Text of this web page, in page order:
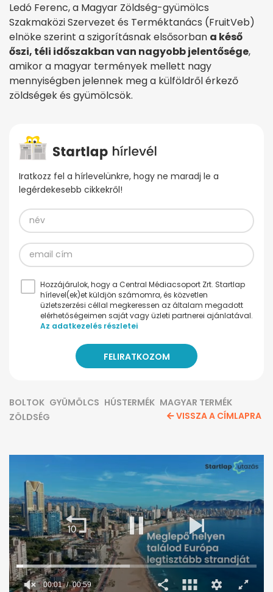
Ledó Ferenc, a Magyar Zöldség-gyümölcs
Szakmaközi Szervezet és Terméktanács (FruitVeb)
elnöke szerint a szigorításnak elsősorban a késő
őszi, téli időszakban van nagyobb jelentősége,
amikor a magyar termények mellett nagy
mennyiségben jelennek meg a külföldről érkező
zöldségek és gyümölcsök.
Iratkozz fel a hírlevelünkre, hogy ne maradj le a
legérdekesebb cikkekről!
Hozzájárulok, hogy a Central Médiacsoport Zrt. Startlap
hírlevel(ek)et küldjön számomra, és közvetlen
üzletszerzési céllal megkeressen az általam megadott
elérhetőségeimen saját vagy üzleti partnerei ajánlatával.
Az adatkezelés részletei
BOLTOK GYÜMÖLCS HÚSTERMÉK MAGYAR TERMÉK
ZÖLDSÉG
VISSZA A CÍMLAPRA
00:02 00:59